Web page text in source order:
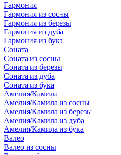
Гармония
Гармония из сосны
Гармония из березы
Гармония из дуба
Гармония из бука
Соната
Соната из сосны
Соната из березы
Соната из дуба
Соната из бука
Амелия/Камила
Амелия/Камила из сосны
Амелия/Камила из березы
Амелия/Камила из дуба
Амелия/Камила из бука
Валео
Валео из сосны